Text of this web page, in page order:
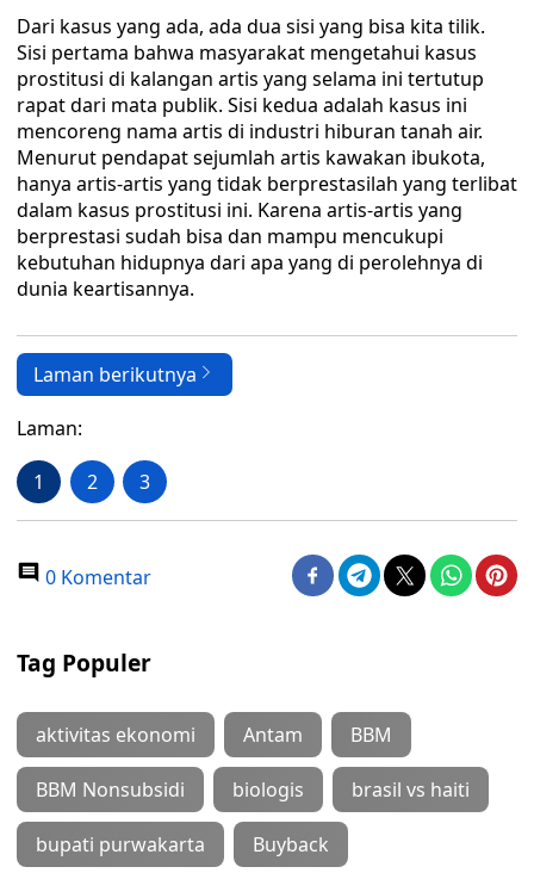
Dari kasus yang ada, ada dua sisi yang bisa kita tilik.
Sisi pertama bahwa masyarakat mengetahui kasus
prostitusi di kalangan artis yang selama ini tertutup
rapat dari mata publik. Sisi kedua adalah kasus ini
mencoreng nama artis di industri hiburan tanah air.
Menurut pendapat sejumlah artis kawakan ibukota,
hanya artis-artis yang tidak berprestasilah yang terlibat
dalam kasus prostitusi ini. Karena artis-artis yang
berprestasi sudah bisa dan mampu mencukupi
kebutuhan hidupnya dari apa yang di perolehnya di
dunia keartisannya.
Laman berikutnya
Laman:
1 2 3
0 Komentar
Tag Populer
aktivitas ekonomi Antam BBM
BBM Nonsubsidi biologis brasil vs haiti
bupati purwakarta Buyback